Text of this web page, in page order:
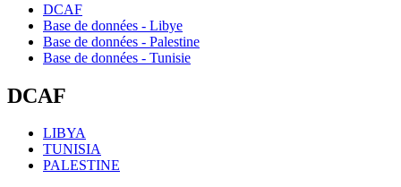
DCAF
Base de données - Libye
Base de données - Palestine
Base de données - Tunisie
DCAF
LIBYA
TUNISIA
PALESTINE